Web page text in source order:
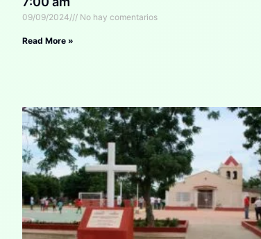
09/09/2024 No hay comentarios
Read More »